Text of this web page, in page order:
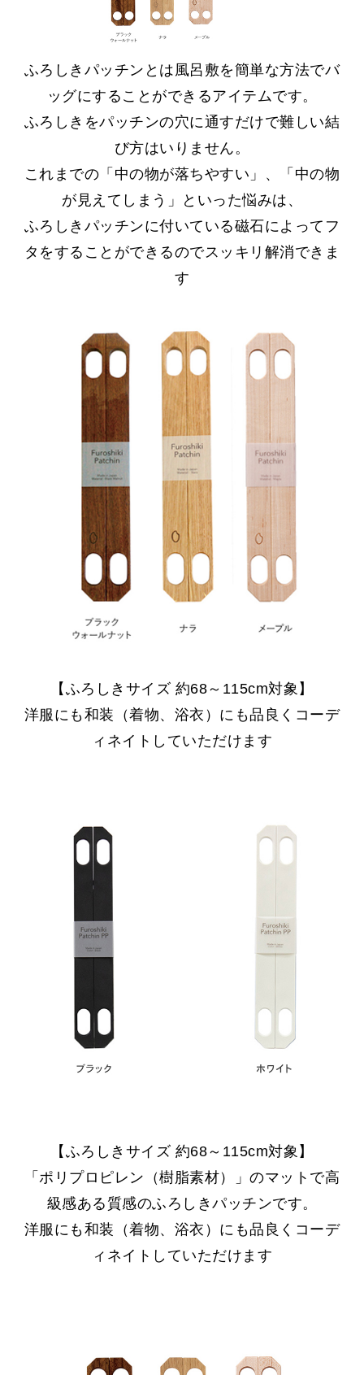
ふろしきパッチンとは風呂敷を簡単な方法でバ
ッグにすることができるアイテムです。
ふろしきをパッチンの穴に通すだけで難しい結
び方はいりません。
これまでの「中の物が落ちやすい」、「中の物
が見えてしまう」といった悩みは、
ふろしきパッチンに付いている磁石によって フ
タをすることができるのでスッキリ解消できま
す
【ふろしきサイズ 約68～115cm対象】
洋服にも和装（着物、浴衣）にも品良くコーデ
ィネイトしていただけます
【ふろしきサイズ 約68～115cm対象】
「ポリプロピレン（樹脂素材）」のマットで高
級感ある質感のふろしきパッチンです。
洋服にも和装（着物、浴衣）にも品良くコーデ
ィネイトしていただけます